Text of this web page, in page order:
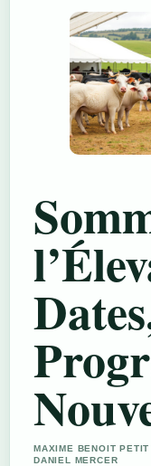
MAXIME BENOIT
DANIEL MERCER